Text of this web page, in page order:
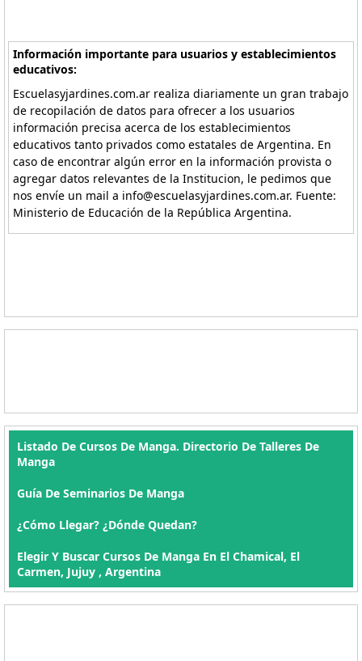
Información importante para usuarios y establecimientos
educativos:
Escuelasyjardines.com.ar realiza diariamente un gran trabajo
de recopilación de datos para ofrecer a los usuarios
información precisa acerca de los establecimientos
educativos tanto privados como estatales de Argentina. En
caso de encontrar algún error en la información provista o
agregar datos relevantes de la Institucion, le pedimos que
nos envíe un mail a info@escuelasyjardines.com.ar. Fuente:
Ministerio de Educación de la República Argentina.
Listado De Cursos De Manga. Directorio De Talleres De
Manga
Guía De Seminarios De Manga
¿Cómo Llegar? ¿Dónde Quedan?
Elegir Y Buscar Cursos De Manga En El Chamical, El
Carmen, Jujuy , Argentina